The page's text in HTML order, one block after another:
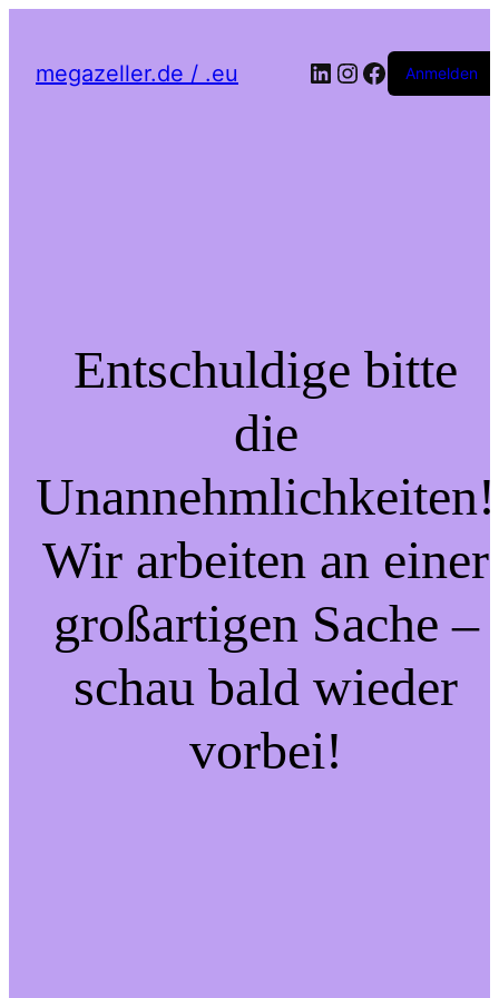
megazeller.de / .eu LinkedIn
Instagram
Facebook
Anmelden
Entschuldige bitte
die
Unannehmlichkeiten!
Wir arbeiten an einer
großartigen Sache –
schau bald wieder
vorbei!